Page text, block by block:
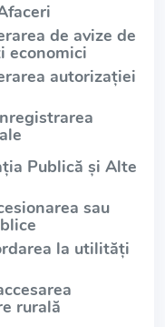
de avize de
economici
autorizației
Publică și Alte
sau
la utilități
rurală